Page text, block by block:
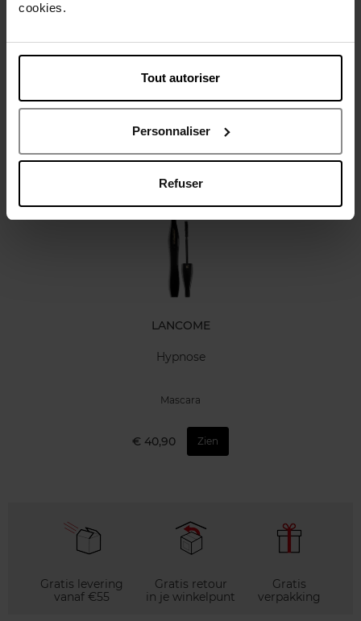
cookies.
Tout autoriser
Personnaliser
Refuser
Beschrijving
LANCOME
Hypnose
Mascara
€ 40,90 Zien
Gratis levering
vanaf €55
Gratis retour
in je winkelpunt
Gratis
verpakking